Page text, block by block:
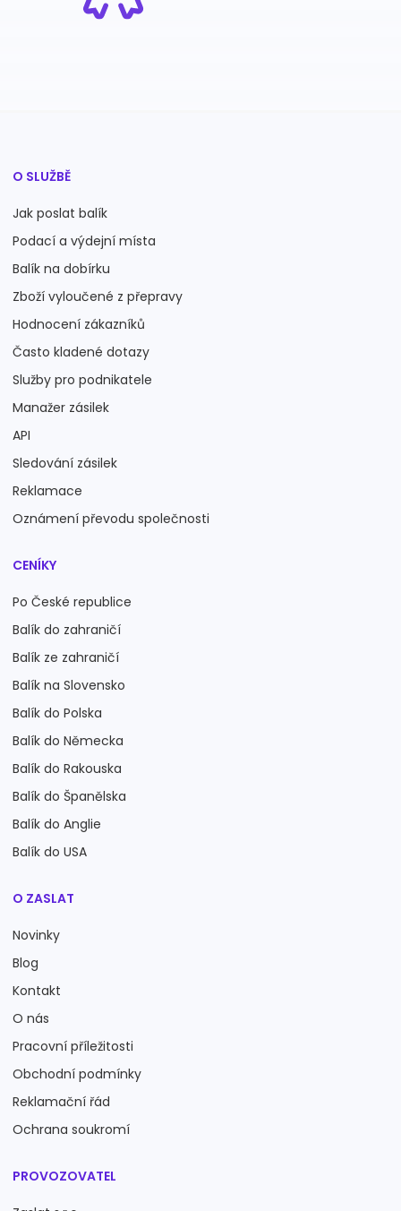
O SLUŽBĚ
Jak poslat balík
Podací a výdejní místa
Balík na dobírku
Zboží vyloučené z přepravy
Hodnocení zákazníků
Často kladené dotazy
Služby pro podnikatele
Manažer zásilek
API
Sledování zásilek
Reklamace
Oznámení převodu společnosti
CENÍKY
Po České republice
Balík do zahraničí
Balík ze zahraničí
Balík na Slovensko
Balík do Polska
Balík do Německa
Balík do Rakouska
Balík do Španělska
Balík do Anglie
Balík do USA
O ZASLAT
Novinky
Blog
Kontakt
O nás
Pracovní příležitosti
Obchodní podmínky
Reklamační řád
Ochrana soukromí
PROVOZOVATEL